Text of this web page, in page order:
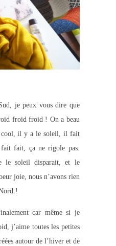
je peux vous dire que
froid froid ! On a beau
cool, il y a le soleil, il fait
fait, ça ne rigole pas.
le soleil disparait, et le
joie, nous n’avons rien
!
car même si je
j’aime toutes les petites
autour de l’hiver et de